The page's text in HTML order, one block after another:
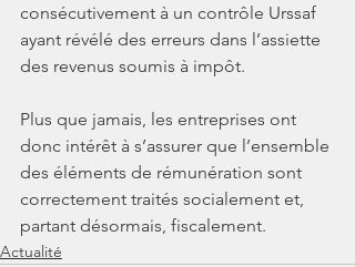
consécutivement à un contrôle Urssaf
ayant révélé des erreurs dans l’assiette
des revenus soumis à impôt.
Plus que jamais, les entreprises ont
donc intérêt à s’assurer que l’ensemble
des éléments de rémunération sont
correctement traités socialement et,
partant désormais, fiscalement.
Actualité